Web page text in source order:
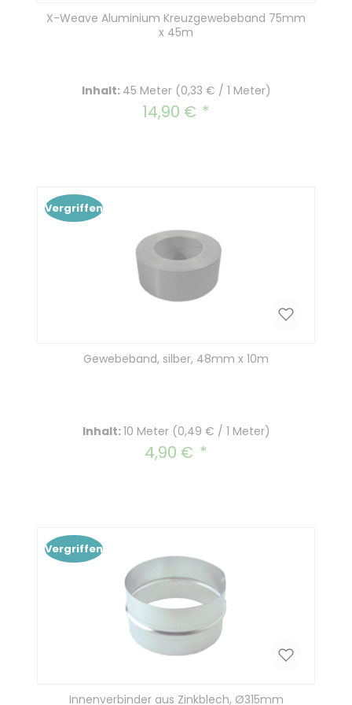
X-Weave Aluminium Kreuzgewebeband 75mm
x 45m
Inhalt: 45 Meter (0,33 € / 1 Meter)
Regulärer Preis:
14,90 €
Vergriffen
Gewebeband, silber, 48mm x 10m
Inhalt:10 Meter (0,49 € / 1 Meter)
Regulärer Preis:
4,90 €
Vergriffen
Innenverbinder aus Zinkblech, Ø315mm